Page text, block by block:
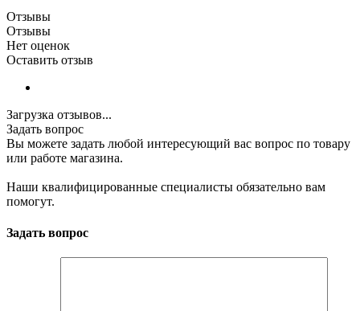
Отзывы
Отзывы
Нет оценок
Оставить отзыв
Загрузка отзывов...
Задать вопрос
Вы можете задать любой интересующий вас вопрос по товару
или работе магазина.
Наши квалифицированные специалисты обязательно вам
помогут.
Задать вопрос